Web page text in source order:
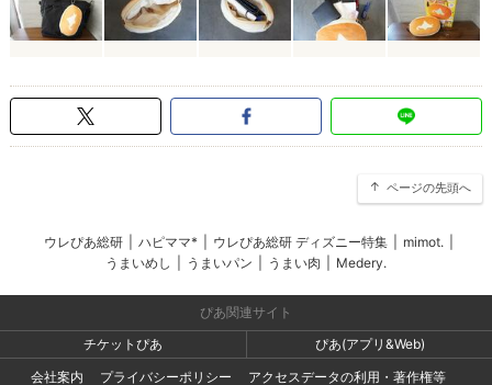
ページの先頭へ
ウレぴあ総研 ハピママ* ウレぴあ総研 ディズニー特集 mimot.
うまいめし
うまいパン うまい肉 Medery.
ぴあ関連サイト
チケットぴあ
ぴあ(アプリ&Web)
会社案内
プライバシーポリシー アクセスデータの利用・著作権等